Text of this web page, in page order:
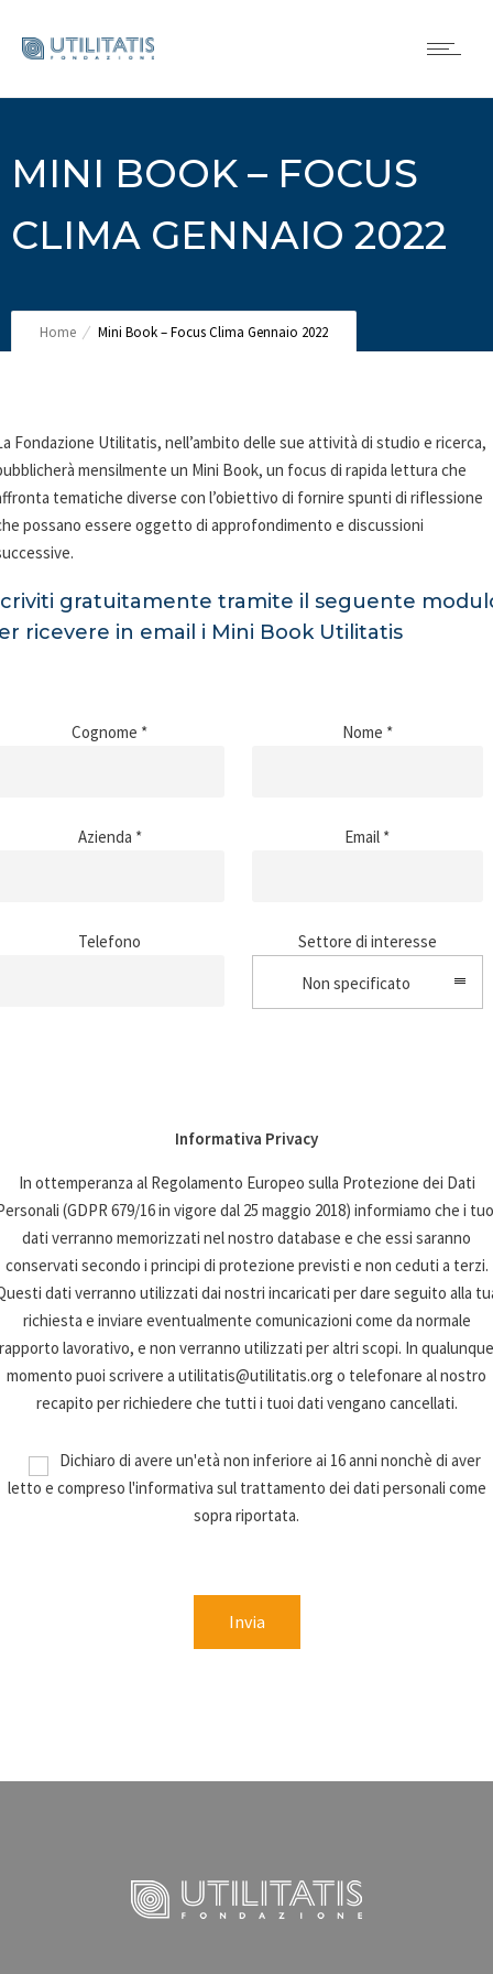
MINI BOOK – FOCUS
CLIMA GENNAIO 2022
Home Mini Book – Focus Clima Gennaio 2022
Fondazione Utilitatis, nell’ambito delle sue attività di studio e ricerca,
mensilmente un Mini Book, un focus di rapida lettura che
tematiche diverse con l’obiettivo di fornire spunti di riflessione
possano essere oggetto di approfondimento e discussioni
gratuitamente tramite il seguente
ricevere in email i Mini Book Utilitatis
Cognome * Nome *
Azienda * Email *
Telefono
Settore di interesse
Non specificato
Informativa Privacy
In ottemperanza al Regolamento Europeo sulla Protezione dei Dati
(GDPR 679/16 in vigore dal 25 maggio 2018) informiamo che i
dati verranno memorizzati nel nostro database e che essi saranno
conservati secondo i principi di protezione previsti e non ceduti a terzi.
dati verranno utilizzati dai nostri incaricati per dare seguito alla
richiesta e inviare eventualmente comunicazioni come da normale
rapporto lavorativo, e non verranno utilizzati per altri scopi. In qualunque
momento puoi scrivere a utilitatis@utilitatis.org o telefonare al nostro
recapito per richiedere che tutti i tuoi dati vengano cancellati.
Dichiaro di avere un'età non inferiore ai 16 anni nonchè di aver
letto e compreso l'informativa sul trattamento dei dati personali come
sopra riportata.